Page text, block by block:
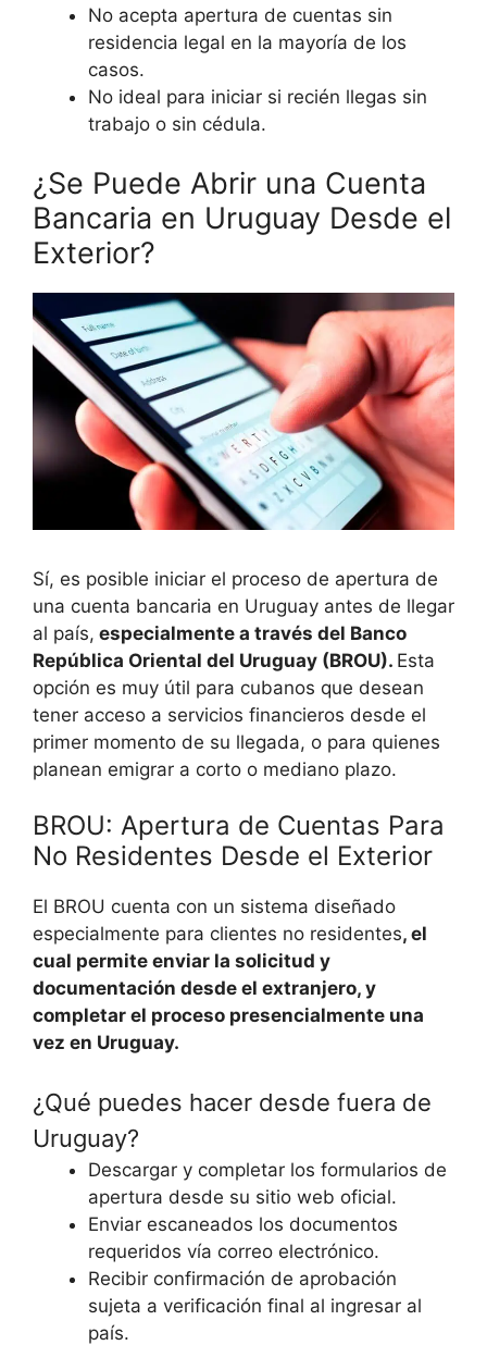
No acepta apertura de cuentas sin
residencia legal en la mayoría de los
casos.
No ideal para iniciar si recién llegas sin
trabajo o sin cédula.
¿Se Puede Abrir una Cuenta
Bancaria en Uruguay Desde el
Exterior?
Sí, es posible iniciar el proceso de apertura de
una cuenta bancaria en Uruguay antes de llegar
al país, especialmente a través del Banco
República Oriental del Uruguay (BROU). Esta
opción es muy útil para cubanos que desean
tener acceso a servicios financieros desde el
primer momento de su llegada, o para quienes
planean emigrar a corto o mediano plazo.
BROU: Apertura de Cuentas Para
No Residentes Desde el Exterior
El BROU cuenta con un sistema diseñado
especialmente para clientes no residentes, el
cual permite enviar la solicitud y
documentación desde el extranjero, y
completar el proceso presencialmente una
vez en Uruguay.
¿Qué puedes hacer desde fuera de
Uruguay?
Descargar y completar los formularios de
apertura desde su sitio web oficial.
Enviar escaneados los documentos
requeridos vía correo electrónico.
Recibir confirmación de aprobación
sujeta a verificación final al ingresar al
país.